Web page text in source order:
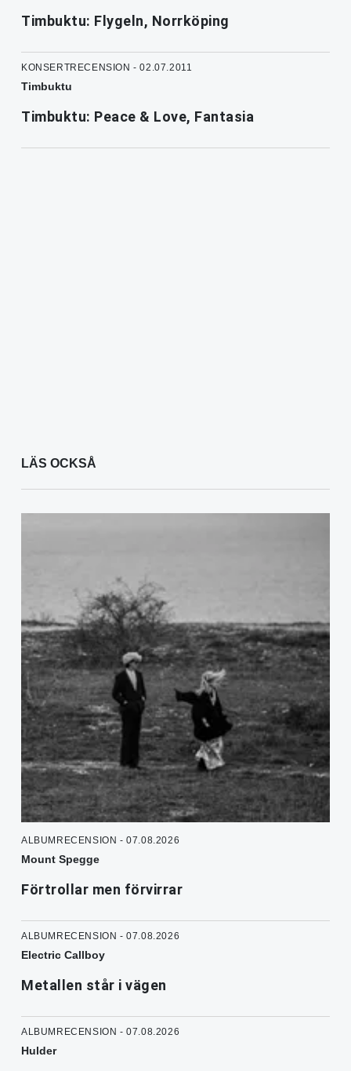
Timbuktu: Flygeln, Norrköping
KONSERTRECENSION - 02.07.2011
Timbuktu
Timbuktu: Peace & Love, Fantasia
LÄS OCKSÅ
ALBUMRECENSION - 07.08.2026
Mount Spegge
Förtrollar men förvirrar
ALBUMRECENSION - 07.08.2026
Electric Callboy
Metallen står i vägen
ALBUMRECENSION - 07.08.2026
Hulder